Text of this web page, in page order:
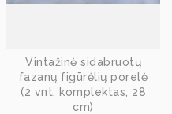
Vintažinė sidabruotų
fazanų figūrėlių porelė
(2 vnt. komplektas, 28
cm)